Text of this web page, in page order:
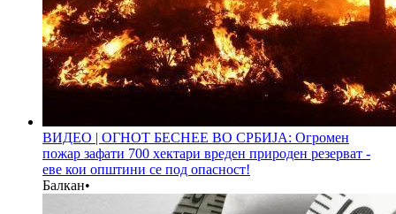
ВИДЕО | ОГНОТ БЕСНЕЕ ВО СРБИЈА: Огромен
пожар зафати 700 хектари вреден природен резерват -
еве кои општини се под опасност!
Балкан•